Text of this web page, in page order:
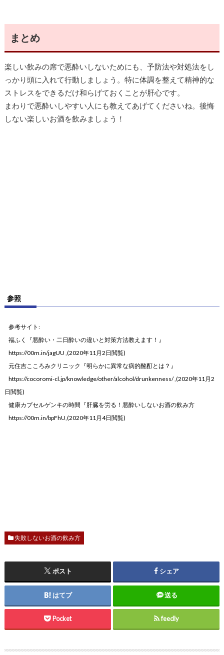
まとめ
楽しい飲みの席で悪酔いしないためにも、予防法や対処法をし
っかり頭に入れて行動しましょう。特に体調を整えて精神的な
ストレスをできるだけ和らげておくことが肝心です。
まわりで悪酔いしやすい人にも教えてあげてくださいね。後悔
しない楽しいお酒を飲みましょう！
参照
参考サイト:
福ふく『悪酔い・二日酔いの違いと対策方法教えます！』
https://00m.in/jagUU ,(2020年11月2日閲覧)
元住吉こころみクリニック『明らかに異常な病的酩酊とは？』
https://cocoromi-cl.jp/knowledge/other/alcohol/drunkenness/,(2020年11月2
日閲覧)
健康カプセルゲンキの時間『肝臓を労る！悪酔いしないお酒の飲み方
https://00m.in/bpFhU,(2020年11月4日閲覧)
失敗しないお酒の飲み方
ポスト シェア
はてブ 送る
Pocket feedly